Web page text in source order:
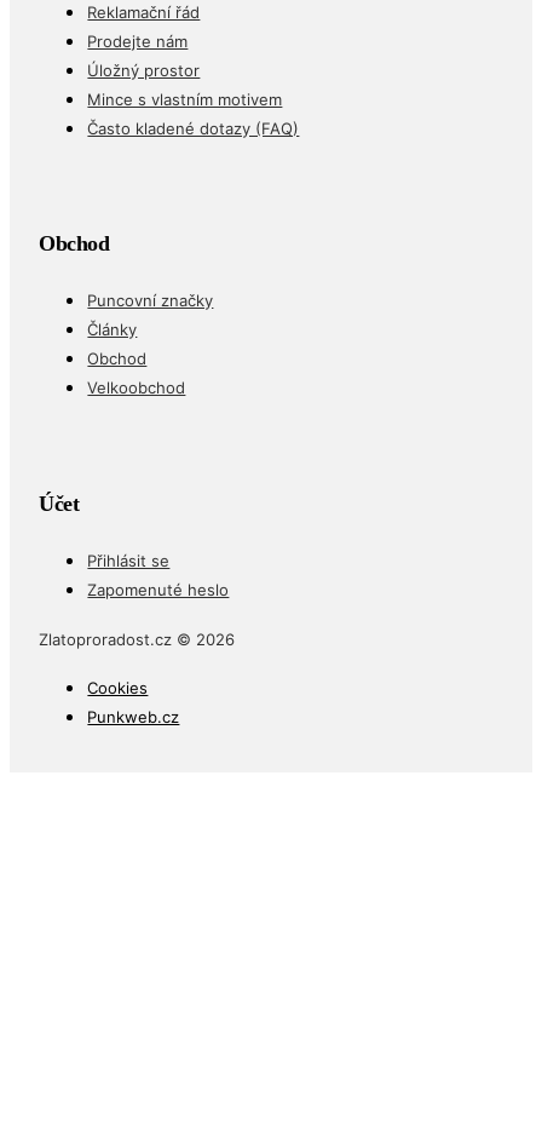
Reklamační řád
Prodejte nám
Úložný prostor
Mince s vlastním motivem
Často kladené dotazy (FAQ)
Obchod
Puncovní značky
Články
Obchod
Velkoobchod
Účet
Přihlásit se
Zapomenuté heslo
Zlatoproradost.cz © 2026
Cookies
Punkweb.cz